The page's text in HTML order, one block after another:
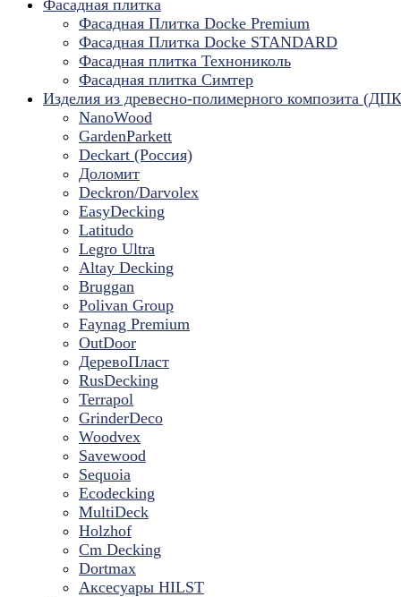
Фасадная плитка
Фасадная Плитка Docke Premium
Фасадная Плитка Docke STANDARD
Фасадная плитка Технониколь
Фасадная плитка Симтер
Изделия из древесно-полимерного композита
NanoWood
GardenParkett
Deckart (Россия)
Доломит
Deckron/Darvolex
EasyDecking
Latitudo
Legro Ultra
Altay Decking
Bruggan
Polivan Group
Faynag Premium
OutDoor
ДеревоПласт
RusDecking
Terrapol
GrinderDeco
Woodvex
Savewood
Sequoia
Ecodecking
MultiDeck
Holzhof
Cm Decking
Dortmax
Аксесуары HILST